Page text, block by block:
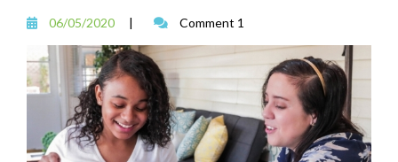
06/05/2020 | Comment 1